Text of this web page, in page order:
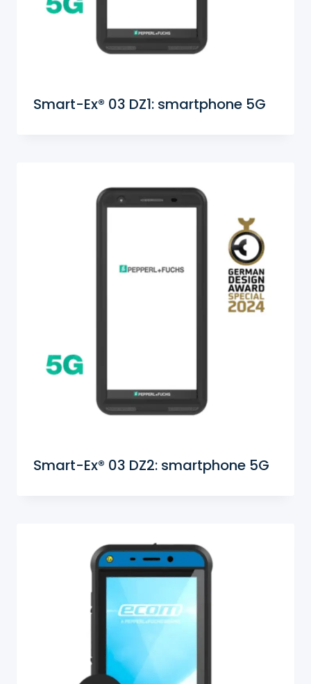
Smart-Ex® 03 DZ1: smartphone 5G
Smart-Ex® 03 DZ2: smartphone 5G